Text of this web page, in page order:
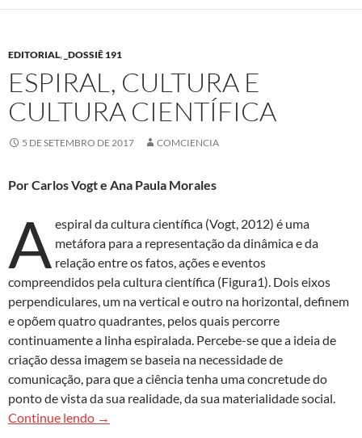
EDITORIAL, _DOSSIÊ 191
ESPIRAL, CULTURA E
CULTURA CIENTÍFICA
5 DE SETEMBRO DE 2017 COMCIENCIA
Por Carlos Vogt e Ana Paula Morales
A espiral da cultura científica (Vogt, 2012) é uma
metáfora para a representação da dinâmica e da
relação entre os fatos, ações e eventos
compreendidos pela cultura científica (Figura1). Dois eixos
perpendiculares, um na vertical e outro na horizontal, definem
e opõem quatro quadrantes, pelos quais percorre
continuamente a linha espiralada. Percebe-se que a ideia de
criação dessa imagem se baseia na necessidade de
comunicação, para que a ciência tenha uma concretude do
ponto de vista da sua realidade, da sua materialidade social.
Continue lendo Espiral, cultura e cultura científica
→